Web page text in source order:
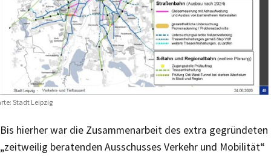
Stadt Leipzig
Bis hierher war die Zusammenarbeit des extra gegründeten
„zeitweilig beratenden Ausschusses Verkehr und Mobilität“